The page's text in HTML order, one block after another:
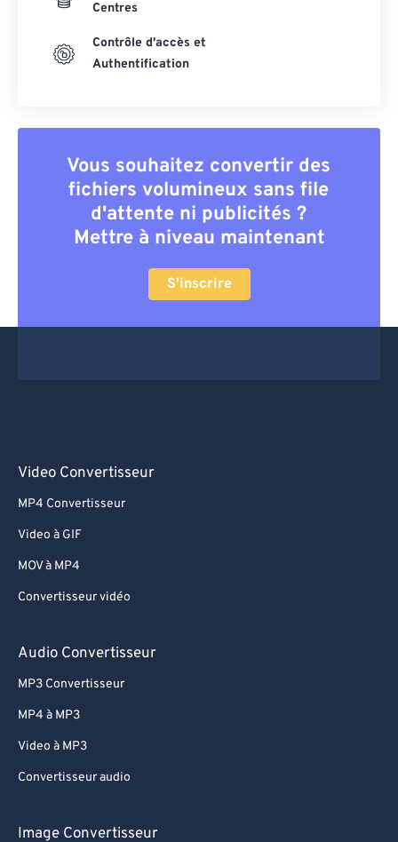
Centres
Contrôle d'accès et
Authentification
Vous souhaitez convertir des
fichiers volumineux sans file
d'attente ni publicités ?
Mettre à niveau maintenant
S'inscrire
Video Convertisseur
MP4 Convertisseur
Video à GIF
MOV à MP4
Convertisseur vidéo
Audio Convertisseur
MP3 Convertisseur
MP4 à MP3
Video à MP3
Convertisseur audio
Image Convertisseur